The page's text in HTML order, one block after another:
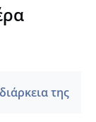
της